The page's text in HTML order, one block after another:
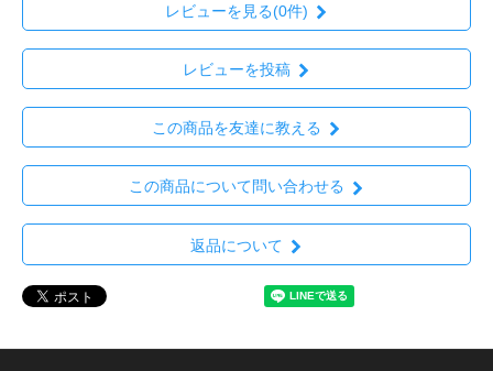
レビューを見る(0件)
レビューを投稿
この商品を友達に教える
この商品について問い合わせる
返品について